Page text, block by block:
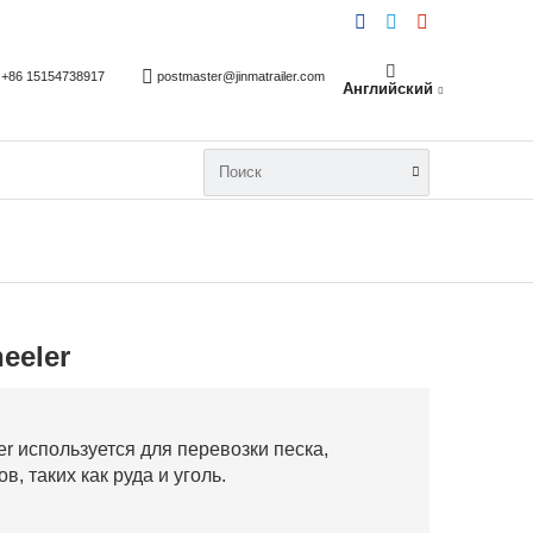
+86 15154738917 postmaster@jinmatrailer.com
Английский
для перевозки песка,
таких как руда и уголь.